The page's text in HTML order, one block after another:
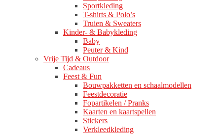
Sportkleding
T-shirts & Polo’s
Truien & Sweaters
Kinder- & Babykleding
Baby
Peuter & Kind
Vrije Tijd & Outdoor
Cadeaus
Feest & Fun
Bouwpakketten en schaalmodellen
Feestdecoratie
Fopartikelen / Pranks
Kaarten en kaartspellen
Stickers
Verkleedkleding